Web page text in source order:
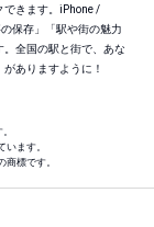
できます。iPhone /
保存」「駅や街の魅力
全国の駅と街で、あな
ありますように！
います。
商標です。